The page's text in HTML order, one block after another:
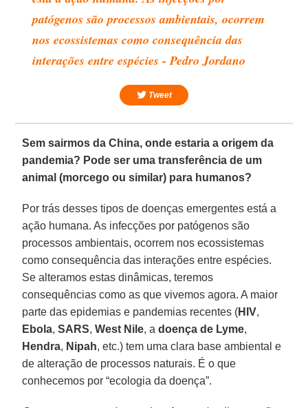
patógenos são processos ambientais, ocorrem
nos ecossistemas como consequência das
interações entre espécies - Pedro Jordano
Tweet
Sem sairmos da China, onde estaria a origem da
pandemia? Pode ser uma transferência de um
animal (morcego ou similar) para humanos?
Por trás desses tipos de doenças emergentes está a
ação humana. As infecções por patógenos são
processos ambientais, ocorrem nos ecossistemas
como consequência das interações entre espécies.
Se alteramos estas dinâmicas, teremos
consequências como as que vivemos agora. A maior
parte das epidemias e pandemias recentes (HIV,
Ebola,SARS,West Nile, adoença de Lyme,
Hendra, Nipah, etc.) tem uma clara base ambiental e
de alteração de processos naturais. É o que
conhecemos por “ecologia da doença”.